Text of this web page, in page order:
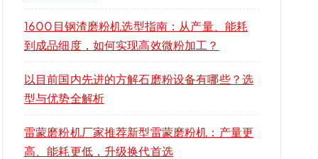
1600目钢渣磨粉机选型指南：从产量、能耗
到成品细度，如何实现高效微粉加工？
以目前国内先进的方解石磨粉设备有哪些？选
型与优势全解析
雷蒙磨粉机厂家推荐新型雷蒙磨粉机：产量更
高、能耗更低，升级换代首选